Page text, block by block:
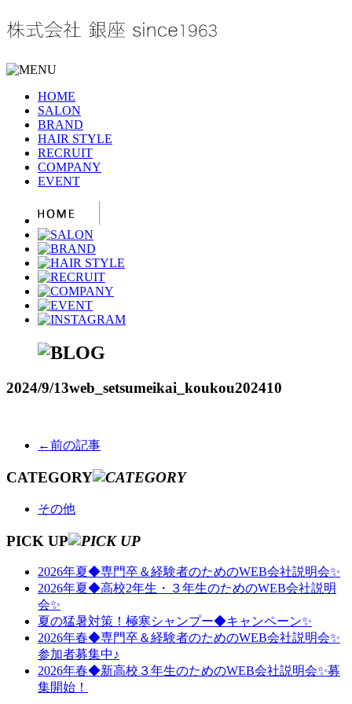
HOME
SALON
BRAND
HAIR STYLE
RECRUIT
COMPANY
EVENT
2024/9/13web_setsumeikai_koukou202410
←前の記事
CATEGORY
その他
PICK UP
2026年夏◆専門卒＆経験者のためのWEB会社説明会✨
2026年夏◆高校2年生・３年生のためのWEB会社説明
会✨
夏の猛暑対策！極寒シャンプー◆キャンペーン✨
2026年春◆専門卒＆経験者のためのWEB会社説明会✨
参加者募集中♪
2026年春◆新高校３年生のためのWEB会社説明会✨募
集開始！